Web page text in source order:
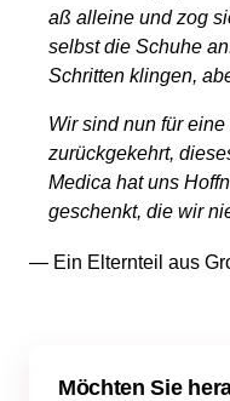
aß alleine und zog
selbst die Schuhe
Schritten klingen,
Wir sind nun für
zurückgekehrt,
Medica hat uns
geschenkt, die wir
— Ein Elternteil aus
Möchten Sie